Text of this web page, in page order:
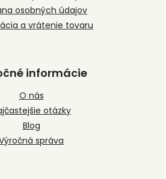
osobných údajov
a vrátenie tovaru
informácie
O nás
otázky
Blog
správa